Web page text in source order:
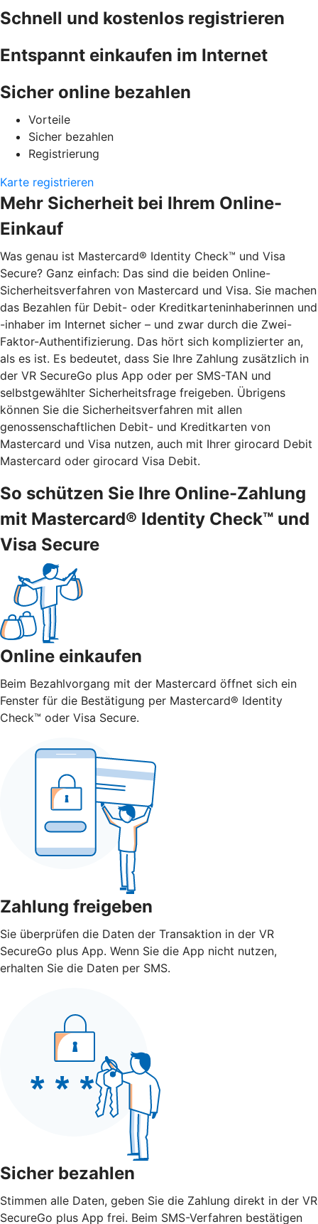
Schnell und kostenlos registrieren
Entspannt einkaufen im Internet
Sicher online bezahlen
Vorteile
Sicher bezahlen
Registrierung
Karte registrieren
Mehr Sicherheit bei Ihrem Online-
Einkauf
Was genau ist Mastercard® Identity Check™ und Visa
Secure? Ganz einfach: Das sind die beiden Online-
Sicherheitsverfahren von Mastercard und Visa. Sie machen
das Bezahlen für Debit- oder Kreditkarteninhaberinnen und
-inhaber im Internet sicher – und zwar durch die Zwei-
Faktor-Authentifizierung. Das hört sich komplizierter an,
als es ist. Es bedeutet, dass Sie Ihre Zahlung zusätzlich in
der VR SecureGo plus App oder per SMS-TAN und
selbstgewählter Sicherheitsfrage freigeben. Übrigens
können Sie die Sicherheitsverfahren mit allen
genossenschaftlichen Debit- und Kreditkarten von
Mastercard und Visa nutzen, auch mit Ihrer girocard Debit
Mastercard oder girocard Visa Debit.
So schützen Sie Ihre Online-Zahlung
mit Mastercard® Identity Check™ und
Visa Secure
Online einkaufen
Beim Bezahlvorgang mit der Mastercard öffnet sich ein
Fenster für die Bestätigung per Mastercard® Identity
Check™ oder Visa Secure.
Zahlung freigeben
Sie überprüfen die Daten der Transaktion in der VR
SecureGo plus App. Wenn Sie die App nicht nutzen,
erhalten Sie die Daten per SMS.
Sicher bezahlen
Stimmen alle Daten, geben Sie die Zahlung direkt in der VR
SecureGo plus App frei. Beim SMS-Verfahren bestätigen